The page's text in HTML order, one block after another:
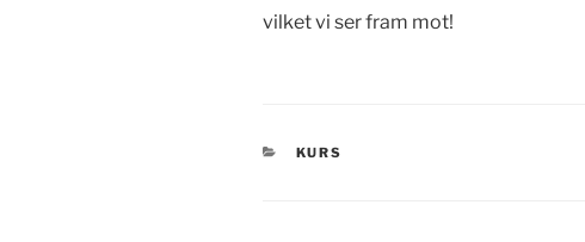
vilket vi ser fram mot!
KATEGORIER
KURS